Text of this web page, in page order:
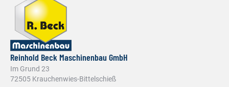
Reinhold Beck Maschinenbau GmbH
Im Grund 23
72505 Krauchenwies-Bittelschieß